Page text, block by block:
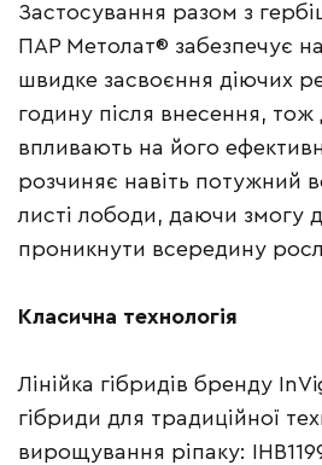
Застосування разом з
ПАР Метолат® забезпечує
швидке засвоєння діючих
годину після внесення, тож
впливають на його
розчиняє навіть потужний
листі лободи, даючи змогу
проникнути всередину
Класична технологія
Лінійка гібридів бренду
гібриди для традиційної
вирощування ріпаку: